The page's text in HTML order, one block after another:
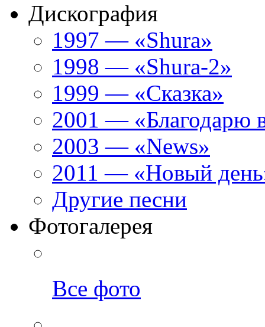
Дискография
1997 — «Shura»
1998 — «Shura-2»
1999 — «Сказка»
2001 — «Благодарю
2003 — «News»
2011 — «Новый
Другие песни
Фотогалерея
Все фото